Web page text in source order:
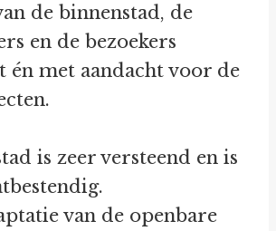
de binnenstad, de
en de bezoekers
én met aandacht voor de
is zeer versteend en is
van de openbare